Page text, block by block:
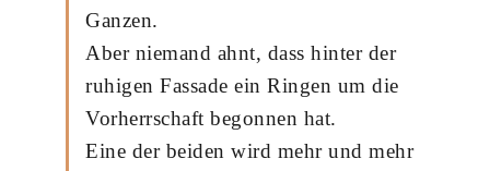
Ganzen.
Aber niemand ahnt, dass hinter der
ruhigen Fassade ein Ringen um die
Vorherrschaft begonnen hat.
Eine der beiden wird mehr und mehr